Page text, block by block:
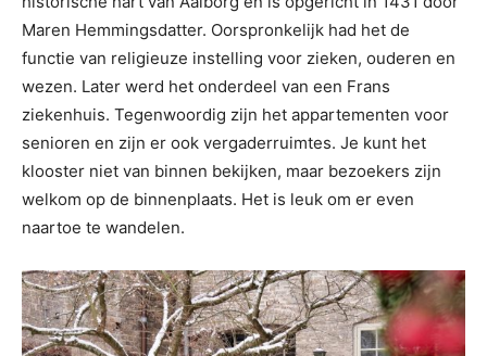
Maren Hemmingsdatter. Oorspronkelijk had het de
functie van religieuze instelling voor zieken, ouderen en
wezen. Later werd het onderdeel van een Frans
ziekenhuis. Tegenwoordig zijn het appartementen voor
senioren en zijn er ook vergaderruimtes. Je kunt het
klooster niet van binnen bekijken, maar bezoekers zijn
welkom op de binnenplaats. Het is leuk om er even
naartoe te wandelen.